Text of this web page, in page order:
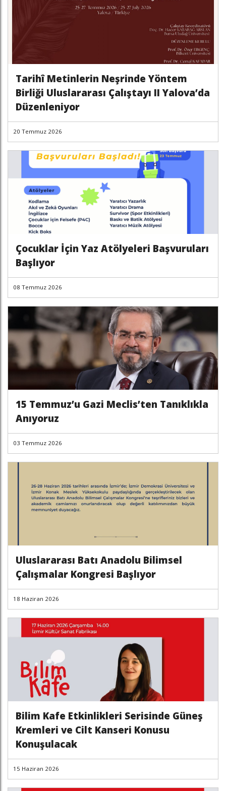
Tarihî Metinlerin Neşrinde Yöntem
Birliği Uluslararası Çalıştayı II Yalova’da
Düzenleniyor
20 Temmuz 2026
Çocuklar İçin Yaz Atölyeleri Başvuruları
Başlıyor
08 Temmuz 2026
15 Temmuz’u Gazi Meclis’ten Tanıklıkla
Anıyoruz
03 Temmuz 2026
Uluslararası Batı Anadolu Bilimsel
Çalışmalar Kongresi Başlıyor
18 Haziran 2026
Bilim Kafe Etkinlikleri Serisinde Güneş
Kremleri ve Cilt Kanseri Konusu
Konuşulacak
15 Haziran 2026